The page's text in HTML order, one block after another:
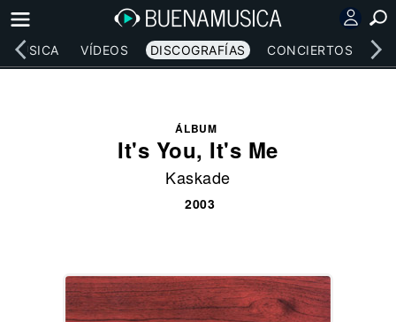
MÚSICA VÍDEOS DISCOGRAFÍAS CONCIERTOS
ÁLBUM
It's You, It's Me
Kaskade
2003